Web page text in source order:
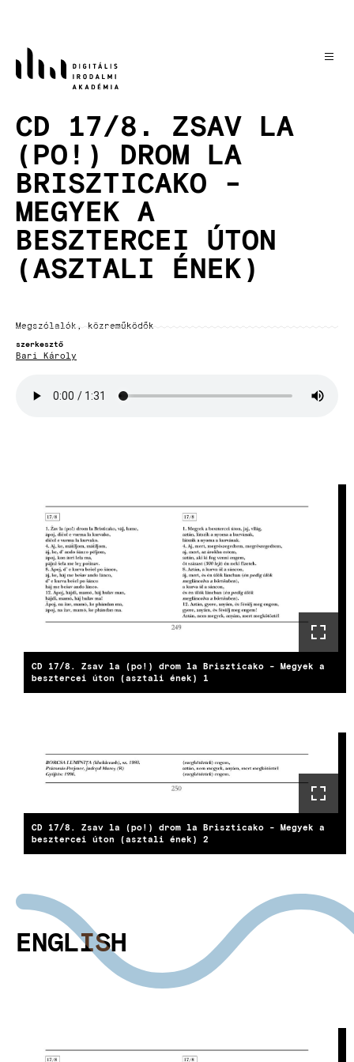
CD 17/8. ZSAV LA
(PO!) DROM LA
BRISZTICAKO -
MEGYEK A
BESZTERCEI ÚTON
(ASZTALI ÉNEK)
Megszólalók, közreműködők
szerkesztő
Bari Károly
CD 17/8. Zsav la (po!) drom la Briszticako - Megyek a
besztercei úton (asztali ének) 1
CD 17/8. Zsav la (po!) drom la Briszticako - Megyek a
besztercei úton (asztali ének) 2
ENGLISH